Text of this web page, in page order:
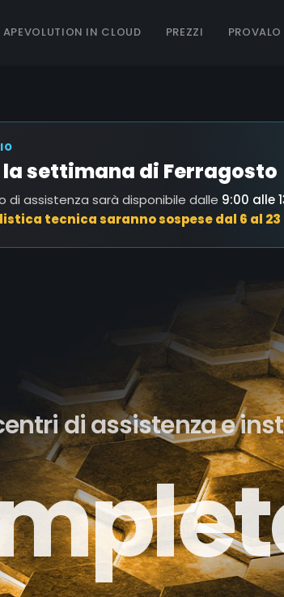
APEVOLUTION IN CLOUD PREZZI PROVALO
settimana di Ferragosto
di assistenza sarà disponibile dalle 9:00 alle
tecnica saranno sospese dal 6 al
di assistenza e